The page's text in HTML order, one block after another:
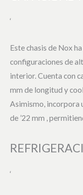
‘
Este chasis de Nox
configuraciones de
interior. Cuenta con
mm de longitud y
Asimismo, incorpora
de ’22 mm ,
‘